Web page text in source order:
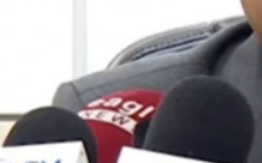
Нийгмийн даатгалын сангийн